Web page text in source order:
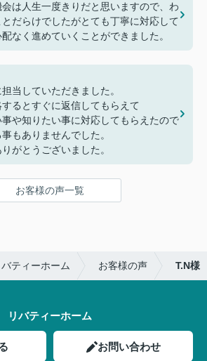
は人生一度きりだと思いますので、わ
だらけでしたがとても丁寧に対応して
なく進めていくことができました。
当していただきました。
るとすぐに返信してもらえて
や知りたい事に対応してもらえたので
もありませんでした。
がとうございました。
お客様の声一覧
ティーホーム お客様の声 T.N様
リバティーホーム
お問い合わせ